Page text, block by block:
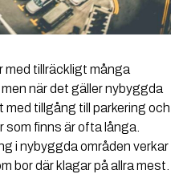
med tillräckligt många
när det gäller nybyggda
tillgång till parkering och
som finns är ofta långa.
i nybyggda områden verkar
bor där klagar på allra mest.